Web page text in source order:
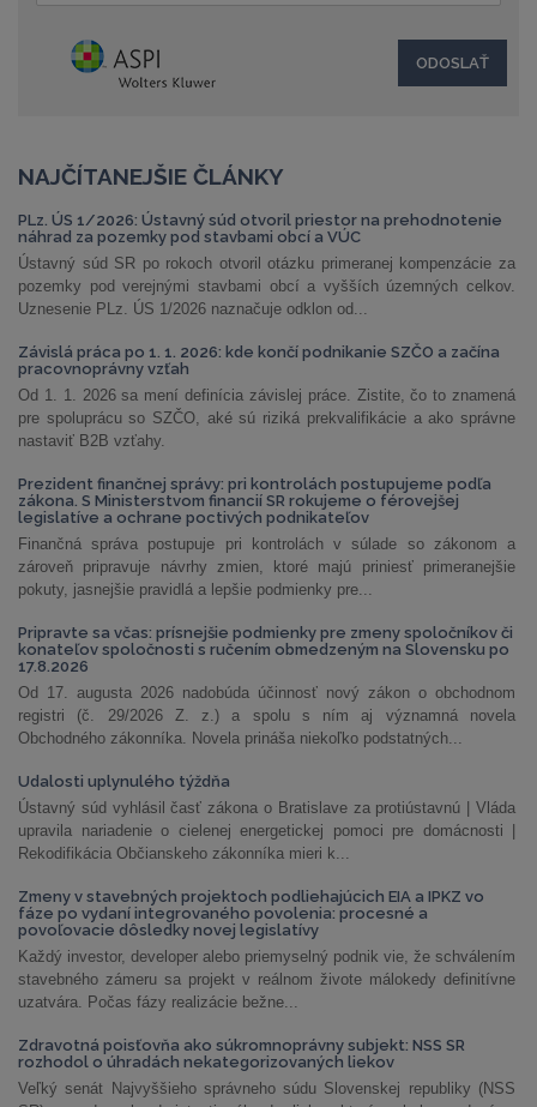
NAJČÍTANEJŠIE ČLÁNKY
PLz. ÚS 1/2026: Ústavný súd otvoril priestor na prehodnotenie
náhrad za pozemky pod stavbami obcí a VÚC
Ústavný súd SR po rokoch otvoril otázku primeranej kompenzácie za
pozemky pod verejnými stavbami obcí a vyšších územných celkov.
Uznesenie PLz. ÚS 1/2026 naznačuje odklon od...
Závislá práca po 1. 1. 2026: kde končí podnikanie SZČO a začína
pracovnoprávny vzťah
Od 1. 1. 2026 sa mení definícia závislej práce. Zistite, čo to znamená
pre spoluprácu so SZČO, aké sú riziká prekvalifikácie a ako správne
nastaviť B2B vzťahy.
Prezident finančnej správy: pri kontrolách postupujeme podľa
zákona. S Ministerstvom financií SR rokujeme o férovejšej
legislatíve a ochrane poctivých podnikateľov
Finančná správa postupuje pri kontrolách v súlade so zákonom a
zároveň pripravuje návrhy zmien, ktoré majú priniesť primeranejšie
pokuty, jasnejšie pravidlá a lepšie podmienky pre...
Pripravte sa včas: prísnejšie podmienky pre zmeny spoločníkov či
konateľov spoločnosti s ručením obmedzeným na Slovensku po
17.8.2026
Od 17. augusta 2026 nadobúda účinnosť nový zákon o obchodnom
registri (č. 29/2026 Z. z.) a spolu s ním aj významná novela
Obchodného zákonníka. Novela prináša niekoľko podstatných...
Udalosti uplynulého týždňa
Ústavný súd vyhlásil časť zákona o Bratislave za protiústavnú | Vláda
upravila nariadenie o cielenej energetickej pomoci pre domácnosti |
Rekodifikácia Občianskeho zákonníka mieri k...
Zmeny v stavebných projektoch podliehajúcich EIA a IPKZ vo
fáze po vydaní integrovaného povolenia: procesné a
povoľovacie dôsledky novej legislatívy
Každý investor, developer alebo priemyselný podnik vie, že schválením
stavebného zámeru sa projekt v reálnom živote málokedy definitívne
uzatvára. Počas fázy realizácie bežne...
Zdravotná poisťovňa ako súkromnoprávny subjekt: NSS SR
rozhodol o úhradách nekategorizovaných liekov
Veľký senát Najvyššieho správneho súdu Slovenskej republiky (NSS